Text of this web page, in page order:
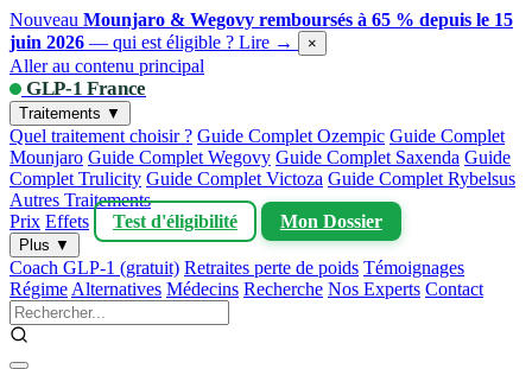
Nouveau Mounjaro & Wegovy remboursés à 65 % depuis le 15
juin 2026 — qui est éligible ? Lire → ×
Aller au contenu principal
GLP-1 France
Traitements ▼
Quel traitement choisir ? Guide Complet Ozempic Guide Complet
Mounjaro Guide Complet Wegovy Guide Complet Saxenda Guide
Complet Trulicity Guide Complet Victoza Guide Complet Rybelsus
Autres Traitements
Prix Effets Test d'éligibilité Mon Dossier
Plus ▼
Coach GLP-1 (gratuit) Retraites perte de poids Témoignages
Régime Alternatives Médecins Recherche Nos Experts Contact